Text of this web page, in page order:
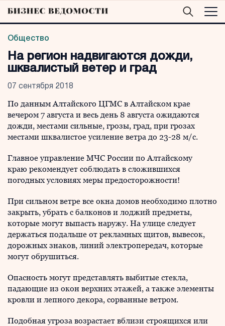
Общество
На регион надвигаются дожди,
шквалистый ветер и град
07 сентября 2018
По данным Алтайского ЦГМС в Алтайском крае
вечером 7 августа и весь день 8 августа ожидаются
дожди, местами сильные, грозы, град, при грозах
местами шквалистое усиление ветра до 23-28 м/с.
Главное управление МЧС России по Алтайскому
краю рекомендует соблюдать в сложившихся
погодных условиях меры предосторожности!
При сильном ветре все окна домов необходимо плотно
закрыть, убрать с балконов и лоджий предметы,
которые могут выпасть наружу. На улице следует
держаться подальше от рекламных щитов, вывесок,
дорожных знаков, линий электропередач, которые
могут обрушиться.
Опасность могут представлять выбитые стекла,
падающие из окон верхних этажей, а также элементы
кровли и лепного декора, сорванные ветром.
Подобная угроза возрастает вблизи строящихся или